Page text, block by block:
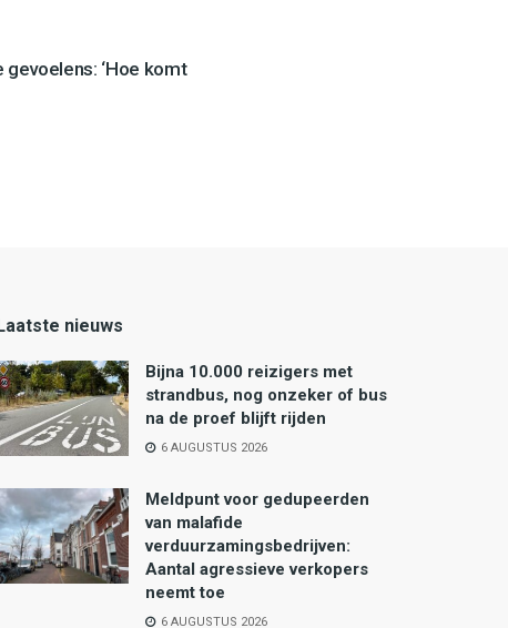
‘Hoe komt
nieuws
Bijna 10.000 reizigers met
strandbus, nog onzeker of bus
na de proef blijft rijden
6 AUGUSTUS 2026
Meldpunt voor gedupeerden
van malafide
verduurzamingsbedrijven:
Aantal agressieve verkopers
neemt toe
6 AUGUSTUS 2026